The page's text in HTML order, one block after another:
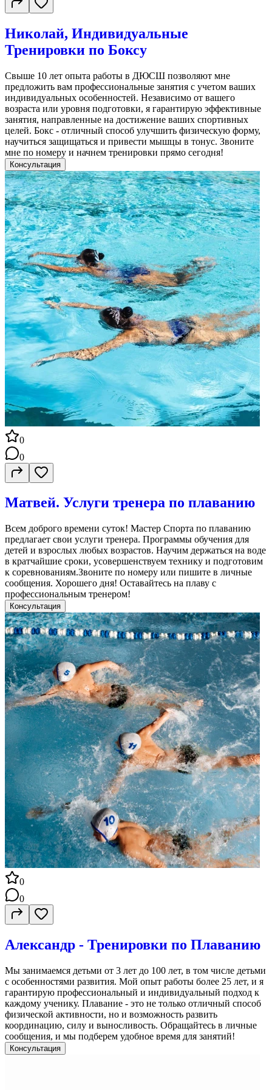
Николай, Индивидуальные
Тренировки по Боксу
Свыше 10 лет опыта работы в ДЮСШ позволяют мне
предложить вам профессиональные занятия с учетом ваших
индивидуальных особенностей. Независимо от вашего
возраста или уровня подготовки, я гарантирую эффективные
занятия, направленные на достижение ваших спортивных
целей. Бокс - отличный способ улучшить физическую форму,
научиться защищаться и привести мышцы в тонус. Звоните
мне по номеру и начнем тренировки прямо сегодня!
Консультация
0
0
Матвей. Услуги тренера по плаванию
Всем доброго времени суток! Мастер Спорта по плаванию
предлагает свои услуги тренера. Программы обучения для
детей и взрослых любых возрастов. Научим держаться на воде
в кратчайшие сроки, усовершенствуем технику и подготовим
к соревнованиям.Звоните по номеру или пишите в личные
сообщения. Хорошего дня! Оставайтесь на плаву с
профессиональным тренером!
Консультация
0
0
Александр - Тренировки по Плаванию
Мы занимаемся детьми от 3 лет до 100 лет, в том числе детьми
с особенностями развития. Мой опыт работы более 25 лет, и я
гарантирую профессиональный и индивидуальный подход к
каждому ученику. Плавание - это не только отличный способ
физической активности, но и возможность развить
координацию, силу и выносливость. Обращайтесь в личные
сообщения, и мы подберем удобное время для занятий!
Консультация